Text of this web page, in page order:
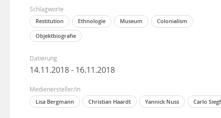
Schlagworte
Restitution Ethnologie Museum
Colonialism
Objektbiografie
Datierung
14.11.2018 - 16.11.2018
Medienersteller/in
Lisa Bergmann Christian Haardt Yannick Nuss Carlo